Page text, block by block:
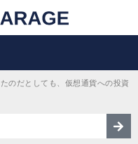
のだとしても、仮想通貨への投資